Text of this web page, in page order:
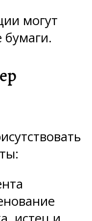
могут
бумаги.